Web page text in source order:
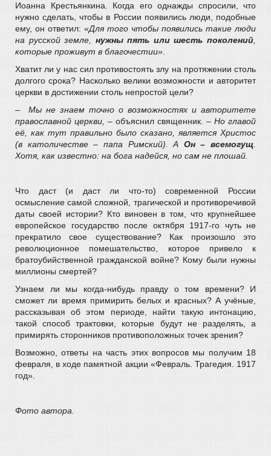
Иоанна Крестьянкина. Когда его однажды спросили, что
нужно сделать, чтобы в России появились люди, подобные
ему, он ответил: «Для того чтобы появились такие люди
на русской земле, нужны пять или шесть поколений,
которые проживут в благочестии».
Хватит ли у нас сил противостоять злу на протяжении столь
долгого срока? Насколько велики возможности и авторитет
церкви в достижении столь непростой цели?
– Мы не знаем точно о возможностях и авторитете
православной церкви, – объяснил священник. – Но главой
её, как тут правильно было сказано, является Христос
(в католичестве – папа Римский). А Он – всемогущ.
Хотя, как известно: на бога надейся, но сам не плошай.
Что даст (и даст ли что-то) современной России
осмысление самой сложной, трагической и противоречивой
даты своей истории? Кто виновен в том, что крупнейшее
европейское государство после октября 1917-го чуть не
прекратило свое существование? Как произошло это
революционное помешательство, которое привело к
братоубийственной гражданской войне? Кому были нужны
миллионы смертей?
Узнаем ли мы когда-нибудь правду о том времени? И
сможет ли время примирить белых и красных? А учёные,
рассказывая об этом периоде, найти такую интонацию,
такой способ трактовки, которые будут не разделять, а
примирять сторонников противоположных точек зрения?
Возможно, ответы на часть этих вопросов мы получим 18
февраля, в ходе памятной акции «Февраль. Трагедия. 1917
год».
Фото автора.